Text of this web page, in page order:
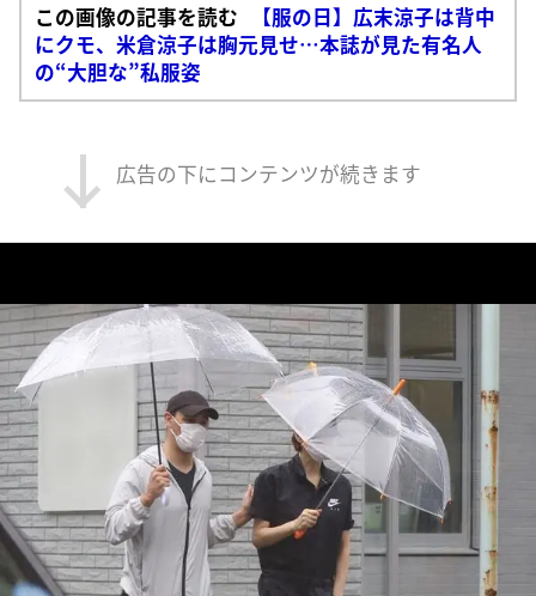
この画像の記事を読む
【服の日】広末涼子は背中
にクモ、米倉涼子は胸元見せ…本誌が見た有名人
の“大胆な”私服姿
広告の下にコンテンツが続きます